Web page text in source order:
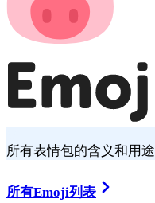
所有表情包的含义和用途
所有Emoji列表